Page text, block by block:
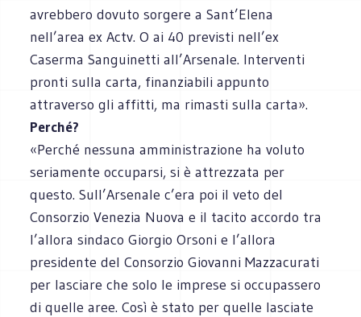
avrebbero dovuto sorgere a Sant’Elena
nell’area ex Actv. O ai 40 previsti nell’ex
Caserma Sanguinetti all’Arsenale. Interventi
pronti sulla carta, finanziabili appunto
attraverso gli affitti, ma rimasti sulla carta».
Perché?
«Perché nessuna amministrazione ha voluto
seriamente occuparsi, si è attrezzata per
questo. Sull’Arsenale c’era poi il veto del
Consorzio Venezia Nuova e il tacito accordo tra
l’allora sindaco Giorgio Orsoni e l’allora
presidente del Consorzio Giovanni Mazzacurati
per lasciare che solo le imprese si occupassero
di quelle aree. Così è stato per quelle lasciate